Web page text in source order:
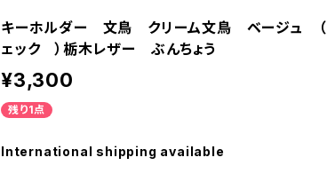
キーホルダー 文鳥 クリーム文鳥 ベージュ
ェック ）栃木レザー ぶんちょう
¥3,300
残り1点
International shipping available